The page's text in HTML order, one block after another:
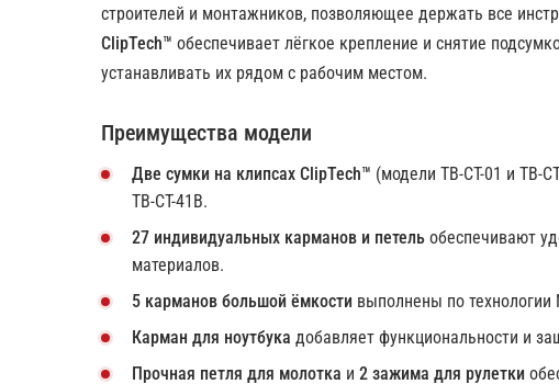
строителей и монтажников, позволяющее держать все
ClipTech™ обеспечивает лёгкое крепление и снятие
устанавливать их рядом с рабочим местом.
Преимущества модели
Две сумки на клипсах ClipTech™ (модели TB-CT-01 и TB-
TB-CT-41B.
27 индивидуальных карманов и петель обеспечивают
материалов.
5 карманов большой ёмкости выполнены по технологии
Карман для ноутбука добавляет функциональности и
Прочная петля для молотка и 2 зажима для рулетки